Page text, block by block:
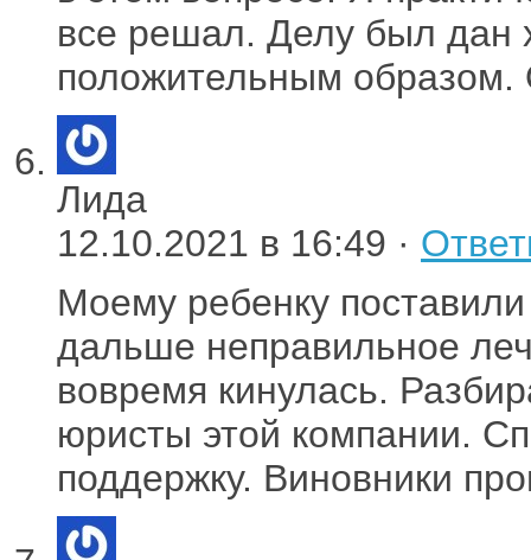
все решал. Делу был дан
положительным образом.
Лида
12.10.2021 в 16:49 ·
Моему ребенку
дальше неправильное
вовремя кинулась.
юристы этой компании.
поддержку. Виновники